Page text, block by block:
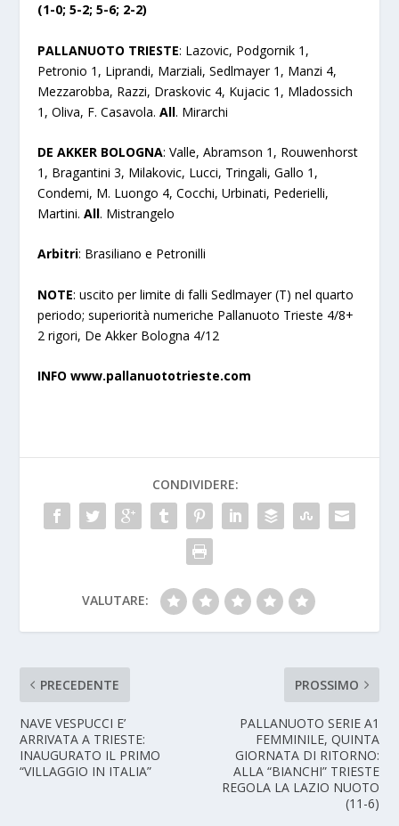
(1-0; 5-2; 5-6; 2-2)
PALLANUOTO TRIESTE: Lazovic, Podgornik 1,
Petronio 1, Liprandi, Marziali, Sedlmayer 1, Manzi 4,
Mezzarobba, Razzi, Draskovic 4, Kujacic 1, Mladossich
1, Oliva, F. Casavola.All. Mirarchi
DE AKKER BOLOGNA: Valle, Abramson 1, Rouwenhorst
1, Bragantini 3, Milakovic, Lucci, Tringali, Gallo 1,
Condemi, M. Luongo 4, Cocchi, Urbinati, Pederielli,
Martini.All. Mistrangelo
Arbitri: Brasiliano e Petronilli
NOTE: uscito per limite di falli Sedlmayer (T) nel quarto
periodo; superiorità numeriche Pallanuoto Trieste 4/8+
2 rigori, De Akker Bologna 4/12
INFO www.pallanuototrieste.com
CONDIVIDERE:
VALUTARE:
PRECEDENTE
NAVE VESPUCCI E’
ARRIVATA A TRIESTE:
INAUGURATO IL PRIMO
“VILLAGGIO IN ITALIA”
PROSSIMO
PALLANUOTO SERIE A1
FEMMINILE, QUINTA
GIORNATA DI RITORNO:
ALLA “BIANCHI” TRIESTE
REGOLA LA LAZIO NUOTO
(11-6)